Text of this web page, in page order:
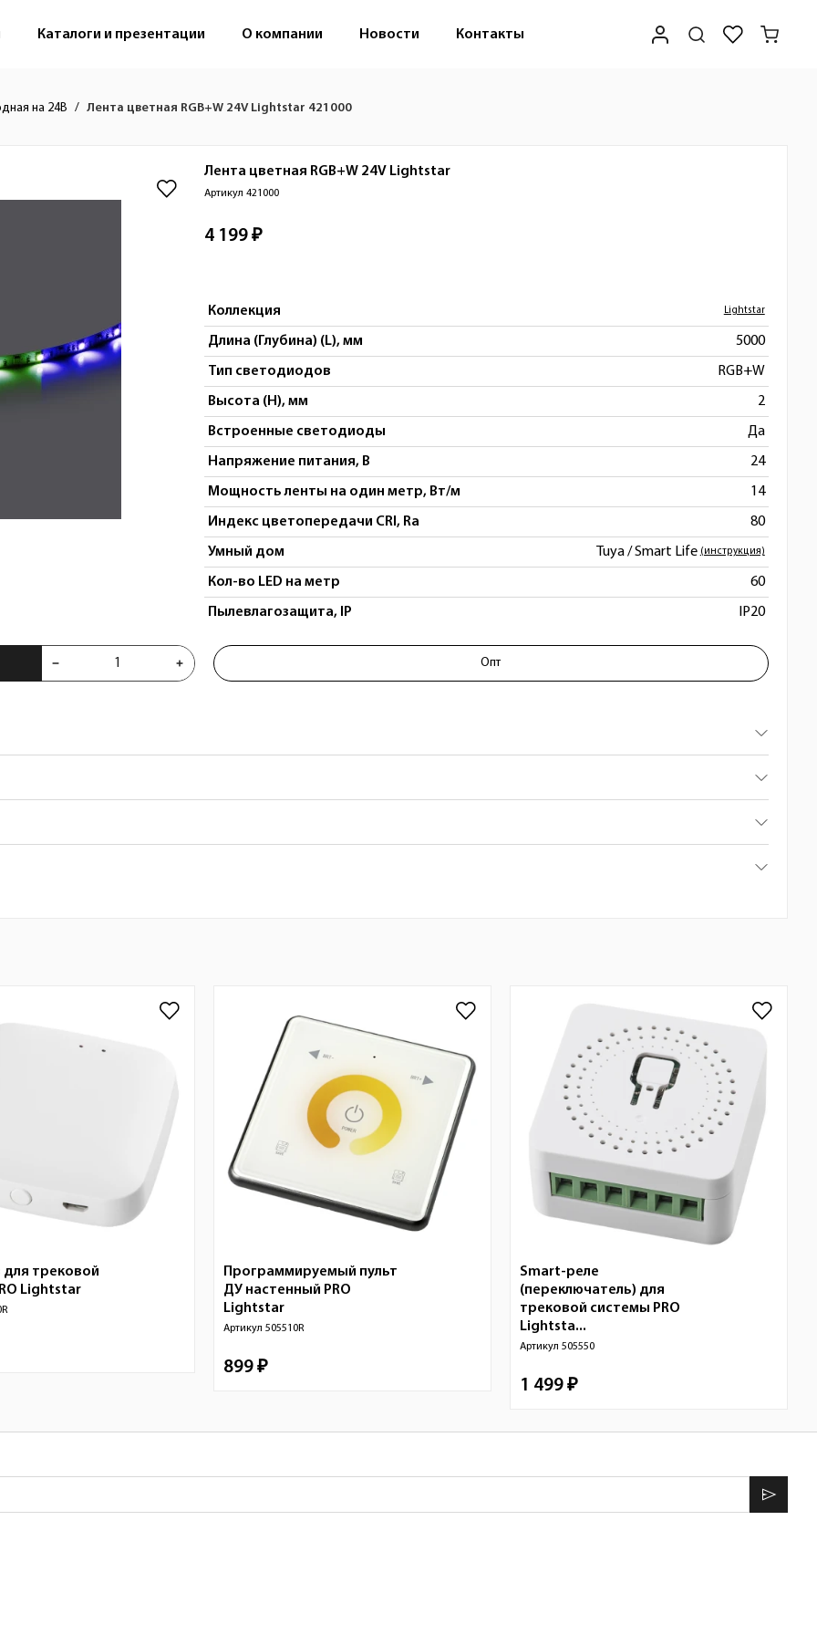
Каталоги и презентации О компании Новости Контакты
на 24В Лента цветная RGB+W 24V Lightstar 421000
Лента цветная RGB+W 24V Lightstar
Артикул 421000
4 199 ₽
Коллекция Lightstar
Длина (Глубина) (L), мм 5000
Тип светодиодов RGB+W
Высота (H), мм 2
Встроенные светодиоды Да
Напряжение питания, В 24
Мощность ленты на один метр, Вт/м 14
Индекс цветопередачи CRI, Ra 80
Умный дом Tuya / Smart Life (инструкция)
Кол-во LED на метр 60
Пылевлагозащита, IP IP20
Lightstar 421000 Опт
трековой
Lightstar
Программируемый пульт
ДУ настенный PRO
Lightstar
Артикул 505510R
899 ₽
Smart-реле
(переключатель) для
трековой системы PRO
Lightsta...
Артикул 505550
1 499 ₽
send